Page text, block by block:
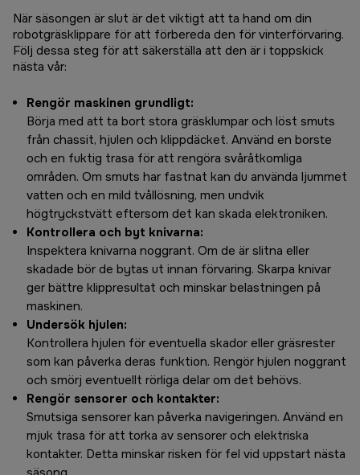
När säsongen är slut är det viktigt att ta hand om din
robotgräsklippare för att förbereda den för vinterförvaring.
Följ dessa steg för att säkerställa att den är i toppskick
nästa vår:
Rengör maskinen grundligt:
Börja med att ta bort stora gräsklumpar och löst smuts
från chassit, hjulen och klippdäcket. Använd en borste
och en fuktig trasa för att rengöra svåråtkomliga
områden. Om smuts har fastnat kan du använda ljummet
vatten och en mild tvållösning, men undvik
högtryckstvätt eftersom det kan skada elektroniken.
Kontrollera och byt knivarna:
Inspektera knivarna noggrant. Om de är slitna eller
skadade bör de bytas ut innan förvaring. Skarpa knivar
ger bättre klippresultat och minskar belastningen på
maskinen.
Undersök hjulen:
Kontrollera hjulen för eventuella skador eller gräsrester
som kan påverka deras funktion. Rengör hjulen noggrant
och smörj eventuellt rörliga delar om det behövs.
Rengör sensorer och kontakter:
Smutsiga sensorer kan påverka navigeringen. Använd en
mjuk trasa för att torka av sensorer och elektriska
kontakter. Detta minskar risken för fel vid uppstart nästa